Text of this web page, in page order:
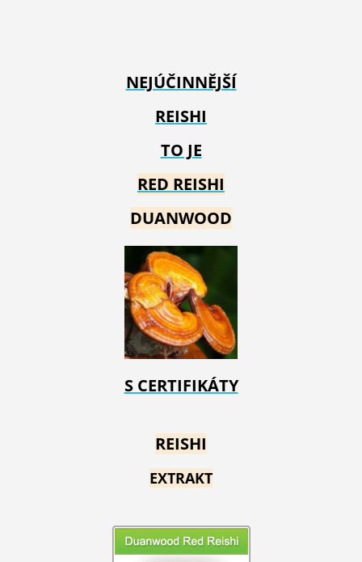
NEJÚČINNĚJŠÍ
REISHI
TO JE
RED REISHI
DUANWOOD
S CERTIFIKÁTY
REISHI
EXTRAKT